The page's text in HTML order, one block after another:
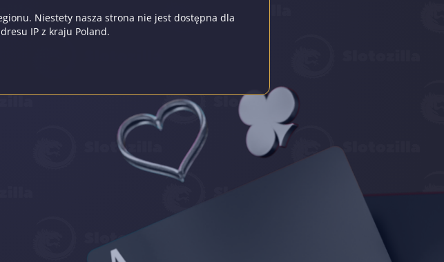
Niestety nasza strona nie jest dostępna dla
IP z kraju Poland.